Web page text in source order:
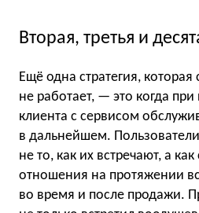
Вторая, третья и
Ещё одна стратегия, которая
не работает, — это когда
клиента с сервисом
в дальнейшем.
не то, как их встречают, а
отношения на протяжении
во время и после продажи.